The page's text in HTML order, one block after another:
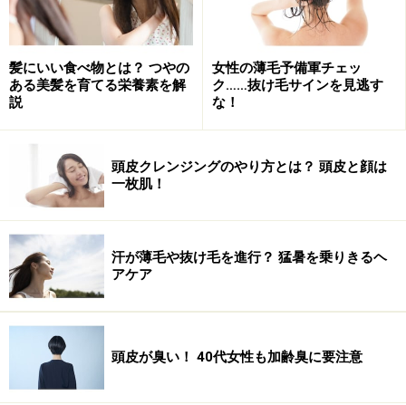
センター オブ インディアン チャンピサージ インターナ
ショナル）は、イギリスにあるインド式ヘッドマッサー
ジの世界的リーディングスクールです。「チャンピサー
ジ」を作ったナレンドラ・メータ氏が、インドのセラピ
ー（ヘッドマッサージ・フェイスマッサージ・フットマ
ッサージ）の最高教育を提供するために、イギリスに設
立されました。そこでは、ヨーロッパはもちろん、アメ
リカやカナダなど、世界各国の方々が同じカリキュラム
して卒業しています。
身体がつらい患者さんにヘッドマッサージ
をしてあげたい
宮崎さんもその一人で、L.C.I.C.I.のインドのセラピーを正
髪にいい食べ物とは？ つやの
ある美髪を育てる栄養素を解
説
女性の薄毛予備軍チェッ
ク……抜け毛サインを見逃す
な！
頭皮クレンジングのやり方とは？ 頭皮と顔は
一枚肌！
汗が薄毛や抜け毛を進行？ 猛暑を乗りきるヘ
アケア
頭皮が臭い！ 40代女性も加齢臭に要注意